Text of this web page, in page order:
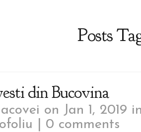
Posts
din Bucovina
on Jan 1, 2019
0 comments